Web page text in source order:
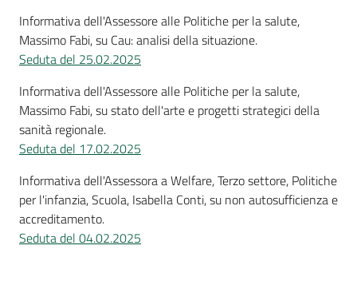
Informativa dell'Assessore alle Politiche per la salute,
Massimo Fabi, su Cau: analisi della situazione.
Seduta del 25.02.2025
Informativa dell'Assessore alle Politiche per la salute,
Massimo Fabi, su stato dell'arte e progetti strategici della
sanità regionale.
Seduta del 17.02.2025
Informativa dell'Assessora a Welfare, Terzo settore, Politiche
per l'infanzia, Scuola, Isabella Conti, su non autosufficienza e
accreditamento.
Seduta del 04.02.2025